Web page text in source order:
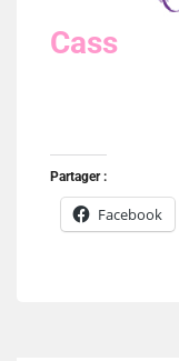
Cass
Partager :
Facebook